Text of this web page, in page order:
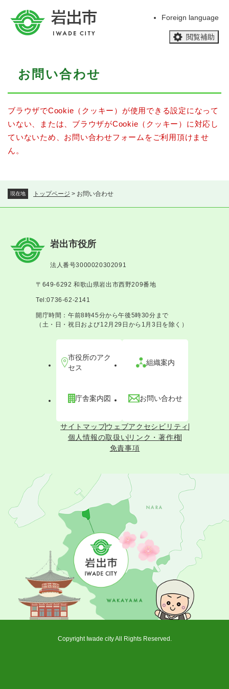
Foreign language
閲覧補助
現在地 トップページ > お問い合わせ
お問い合わせ
ブラウザでCookie（クッキー）が使用できる設定になって
いない、または、ブラウザがCookie（クッキー）に対応し
ていないため、お問い合わせフォームをご利用頂けませ
ん。
岩出市役所
法人番号3000020302091
〒649-6292 和歌山県岩出市西野209番地
Tel:0736-62-2141
開庁時間：午前8時45分から午後5時30分まで
（土・日・祝日および12月29日から1月3日を除く）
市役所のアク
セス
組織案内
庁舎案内図 お問い合わせ
サイトマップウェブアクセシビリティ
個人情報の取扱い リンク・著作権
免責事項
Copyright Iwade city All Rights Reserved.